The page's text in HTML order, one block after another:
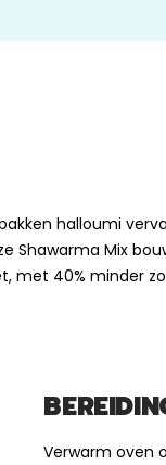
halloumi
Shawarma Mix
met 40% minder
Verwarm oven